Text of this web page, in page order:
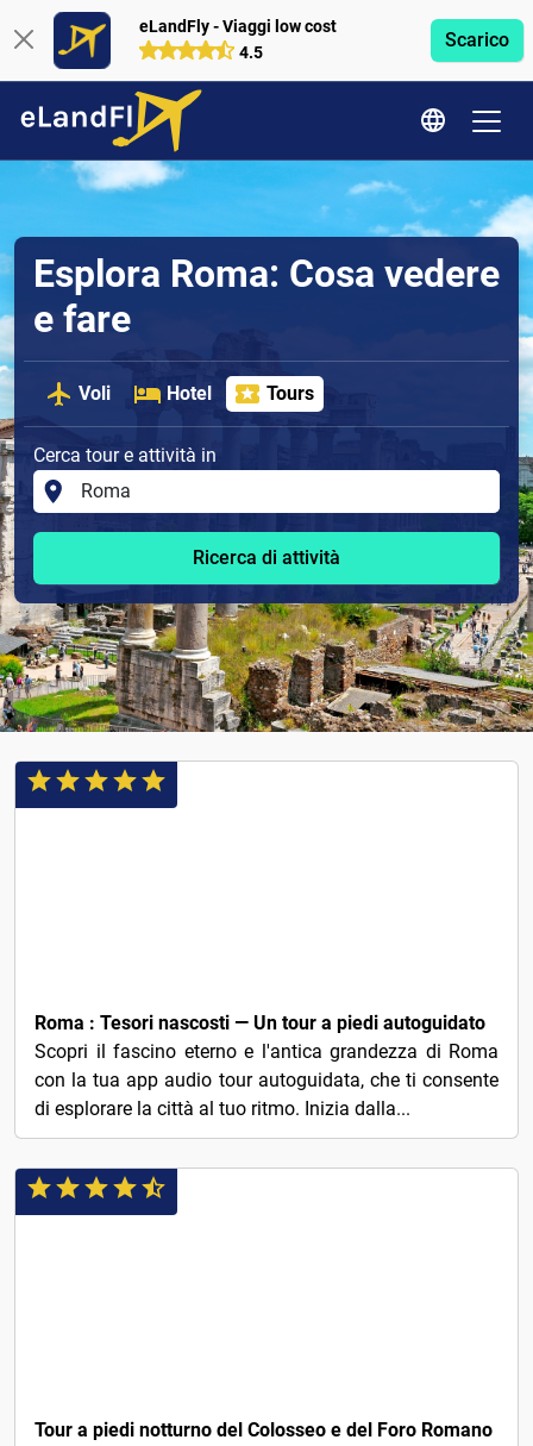
eLandFly - Viaggi low cost
4.5
Scarico
Esplora Roma: Cosa vedere
e fare
Voli Hotel Tours
Cerca tour e attività in
Ricerca di attività
Roma : Tesori nascosti — Un tour a piedi autoguidato
Scopri il fascino eterno e l'antica grandezza di Roma
con la tua app audio tour autoguidata, che ti consente
di esplorare la città al tuo ritmo. Inizia dalla...
Tour a piedi notturno del Colosseo e del Foro Romano